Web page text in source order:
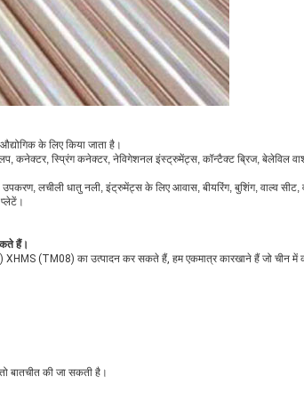
के लिए किया जाता है।
कनेक्टर, स्प्रिंग कनेक्टर, नेविगेशनल इंस्ट्रुमेंट्स, कॉन्टैक्ट ब्रिज, बेलेविल
उपकरण, लचीली धातु नली, इंट्रुमेंट्स के लिए आवास, बीयरिंग, बुशिंग, वाल्व सीट,
हैं।
(TM08) का उत्पादन कर सकते हैं, हम एकमात्र कारखाने हैं जो चीन में
बातचीत की जा सकती है।